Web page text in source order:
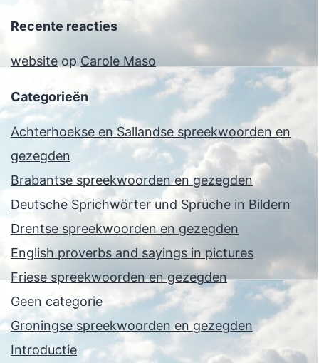
Recente reacties
website op Carole Maso
Categorieën
Achterhoekse en Sallandse spreekwoorden en
gezegden
Brabantse spreekwoorden en gezegden
Deutsche Sprichwörter und Sprüche in Bildern
Drentse spreekwoorden en gezegden
English proverbs and sayings in pictures
Friese spreekwoorden en gezegden
Geen categorie
Groningse spreekwoorden en gezegden
Introductie